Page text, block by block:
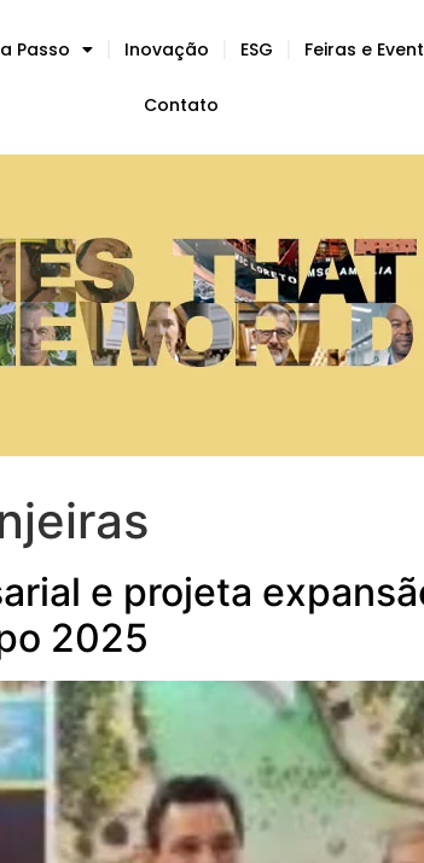
Passo Inovação ESG Feiras e
Contato
e projeta
2025